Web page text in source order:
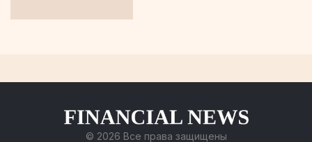
© 2026 Все права защищены